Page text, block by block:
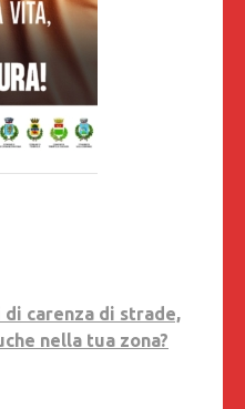
carenza di strade,
nella tua zona?